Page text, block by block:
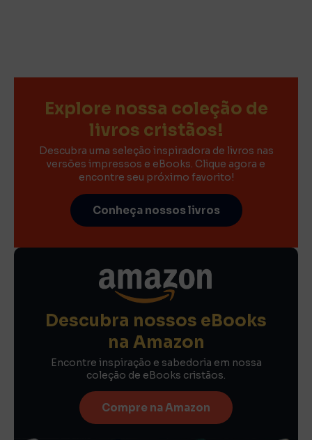
Explore nossa coleção de
livros cristãos!
Descubra uma seleção inspiradora de livros nas
versões impressos e eBooks. Clique agora e
encontre seu próximo favorito!
Conheça nossos livros
Descubra nossos eBooks
na Amazon
Encontre inspiração e sabedoria em nossa
coleção de eBooks cristãos.
Compre na Amazon